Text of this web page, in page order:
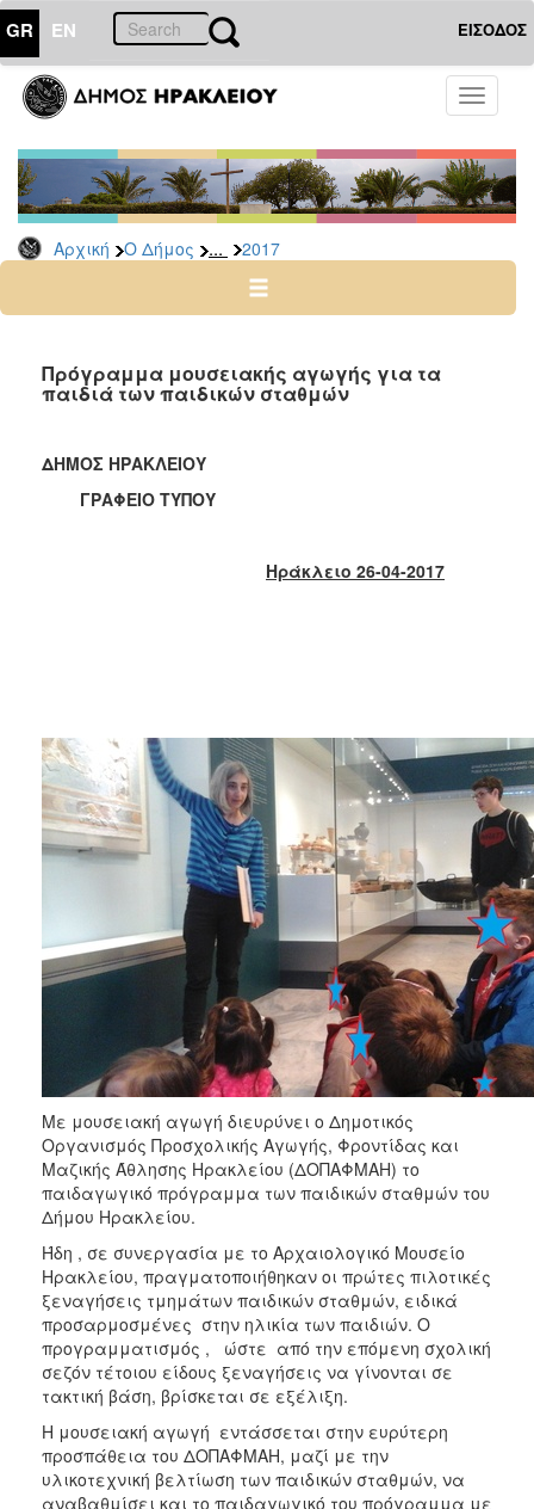
GR EN ΕΙΣΟΔΟΣ
Toggle
Αρχική Ο Δήμος ... 2017
ΔΗΜΟΣ
Δελτία
Τύπου
Αρχείο
2026
2024
2022
2020
2019
2011
2010
2006
ΤΟΠΟΣ
ΑΝΘΕΚΤΙΚΗ
ΠΟΛΗ
Πρόγραμμα μουσειακής αγωγής για τα
παιδιά των παιδικών σταθμών
ΔΗΜΟΣ ΗΡΑΚΛΕΙΟΥ
ΓΡΑΦΕΙΟ ΤΥΠΟΥ
Ηράκλειο 26-04-2017
Με μουσειακή αγωγή διευρύνει ο Δημοτικός
Οργανισμός Προσχολικής Αγωγής, Φροντίδας και
Μαζικής Άθλησης Ηρακλείου (ΔΟΠΑΦΜΑΗ) το
παιδαγωγικό πρόγραμμα των παιδικών σταθμών του
Δήμου Ηρακλείου.
Ήδη , σε συνεργασία με το Αρχαιολογικό Μουσείο
Ηρακλείου, πραγματοποιήθηκαν οι πρώτες πιλοτικές
ξεναγήσεις τμημάτων παιδικών σταθμών, ειδικά
προσαρμοσμένες στην ηλικία των παιδιών. Ο
προγραμματισμός , ώστε από την επόμενη σχολική
σεζόν τέτοιου είδους ξεναγήσεις να γίνονται σε
τακτική βάση, βρίσκεται σε εξέλιξη.
Η μουσειακή αγωγή εντάσσεται στην ευρύτερη
προσπάθεια του ΔΟΠΑΦΜΑΗ, μαζί με την
υλικοτεχνική βελτίωση των παιδικών σταθμών, να
αναβαθμίσει και το παιδαγωγικό του πρόγραμμα με